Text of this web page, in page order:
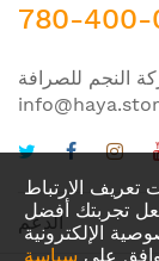
الارتباط
الإلكترونية
على سياسة
780-400-
النجم للصرافة
الدعم